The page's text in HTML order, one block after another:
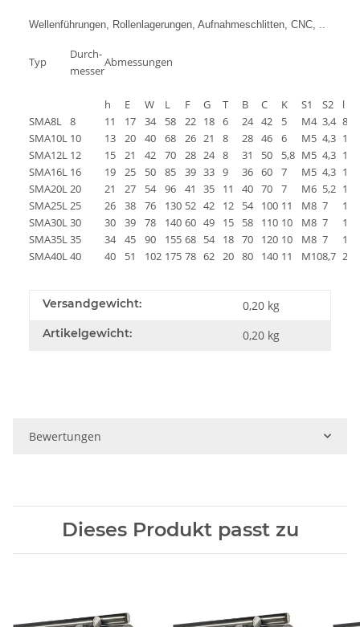
Wellenführungen, Rollenlagerungen, Aufnahmeschlitten, CNC, ..
Typ
Durch-
messer
Abmessungen
h E W L F G T B C K S1 S2
l
SMA8L 8 11 17 34 58 22 18 6 24 42 5 M4 3,4 8
SMA10L 10 13 20 40 68 26 21 8 28 46 6 M5 4,3 12
SMA12L 12 15 21 42 70 28 24 8 31 50 5,8 M5 4,3 12
SMA16L 16 19 25 50 85 39 33 9 36 60 7 M5 4,3 12
SMA20L20 21 27 54 96 41 35 11 40 70 7 M6 5,2 12
SMA25L25 26 38 76 130 52 42 12 54 100 11 M8 7
18
SMA30L30 30 39 78 140 60 49 15 58 110 10 M8 7
18
SMA35L35 34 45 90 155 68 54 18 70 120 10 M8 7
18
SMA40L40 40 51 102 175 78 62 20 80 140 11 M108,7 25
Versandgewicht: 0,20 kg
Artikelgewicht: 0,20 kg
Bewertungen
Dieses Produkt passt zu